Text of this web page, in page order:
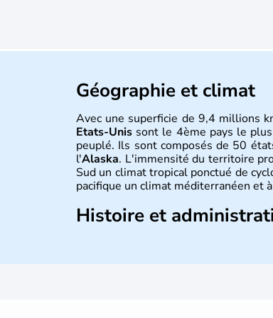
Géographie et climat
Avec une superficie de 9,4 millions
Etats-Unis sont le 4ème pays le
peuplé. Ils sont composés de 50
l'Alaska. L'immensité du territoire
Sud un climat tropical ponctué de
pacifique un climat méditerranéen et
Histoire et